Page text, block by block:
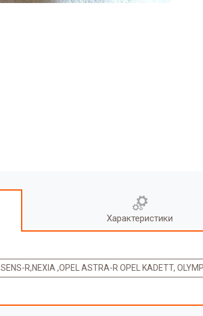
Характеристики
R,NEXIA ,OPEL ASTRA-R OPEL KADETT,